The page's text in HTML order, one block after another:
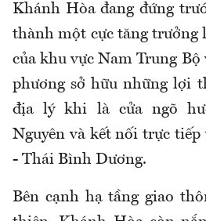
Khánh Hòa đang đứng
thành một cực tăng trưởng
của khu vực Nam Trung
phương sở hữu những lợi
địa lý khi là cửa ngõ
Nguyên và kết nối trực
- Thái Bình Dương.
Bên cạnh hạ tầng giao